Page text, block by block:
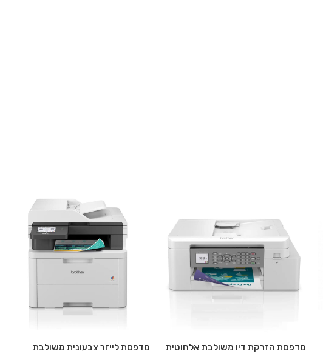
מדפסת הזרקת דיו משולבת אלחוטית
מדפסת לייזר צבעונית משולבת